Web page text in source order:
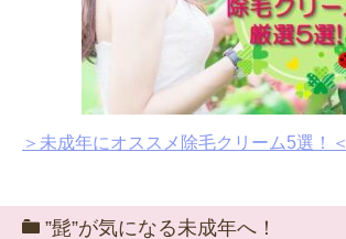
＞未成年にオススメ除毛クリーム5選！＜
”髭”が気になる未成年へ！